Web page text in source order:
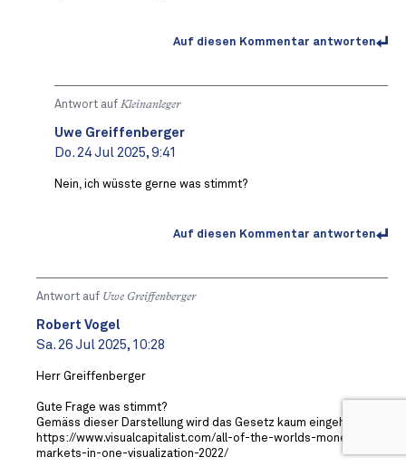
Auf diesen Kommentar antworten
Antwort auf Kleinanleger
Uwe Greiffenberger
Do. 24 Jul 2025, 9:41
Nein, ich wüsste gerne was stimmt?
Auf diesen Kommentar antworten
Antwort auf Uwe Greiffenberger
Robert Vogel
Sa. 26 Jul 2025, 10:28
Herr Greiffenberger
Gute Frage was stimmt?
Gemäss dieser Darstellung wird das Gesetz kaum eingehalten:
https://www.visualcapitalist.com/all-of-the-worlds-money-and-
markets-in-one-visualization-2022/